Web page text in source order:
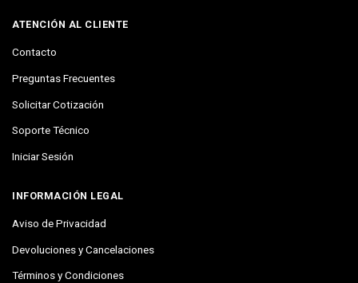
ATENCIÓN AL CLIENTE
Contacto
Preguntas Frecuentes
Solicitar Cotización
Soporte Técnico
Iniciar Sesión
INFORMACIÓN LEGAL
Aviso de Privacidad
Devoluciones y Cancelaciones
Términos y Condiciones